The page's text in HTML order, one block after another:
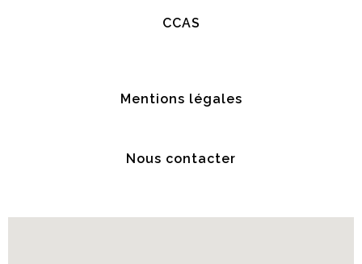
CCAS
Mentions légales
Nous contacter